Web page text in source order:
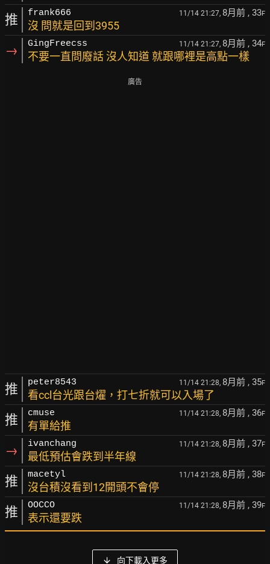
推 frank666 11/14 21:27, 8月前 , 33F
沒 問就是回到3955
→ GingFreecss 11/14 21:27, 8月前 , 34F
不要一直問廢話 沒人知道 就跟哪裡是高點一樣
廣告
推 peter8543 11/14 21:28, 8月前 , 35F
看ccl台光跟台燿，打七折就可以入場了
推 cmuse 11/14 21:28, 8月前 , 36F
有單給推
→ ivanchang 11/14 21:28, 8月前 , 37F
最低預估會跌到半年線
推 macetyl 11/14 21:28, 8月前 , 38F
沒台積沒看到12開頭不會停
推 OOCCO 11/14 21:28, 8月前 , 39F
表示還要跌
向下載入更多